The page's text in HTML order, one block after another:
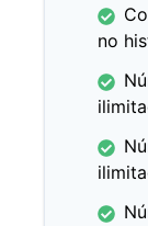
no